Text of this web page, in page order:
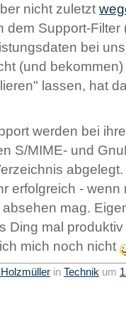
nicht zuletzt
dem Support-Filter
bei
(und
lassen, hat
werden bei
S/MIME- und
erfolgreich -
mag.
Ding mal
mich noch nicht
in Technik um